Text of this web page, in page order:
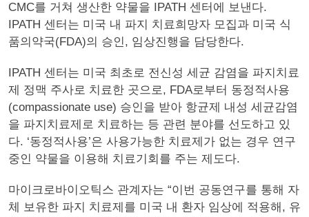
CMC를 거쳐 생산한 약물을 IPATH 센터에 보낸다.
IPATH 센터는 미국 내 파지 치료희망자 모집과 미국 식
품의약국(FDA)의 승인, 임상진행을 담당한다.
IPATH 센터는 미국 최초로 전신성 세균 감염을 파지치료
제 정맥 주사로 치료한 곳으로, FDA로부터 동정적사용
(compassionate use) 승인을 받아 항균제 내성 세균감염
을 파지치료제로 치료하는 등 관련 분야를 선도하고 있
다. ‘동정적사용’은 사용가능한 치료제가 없는 경우 연구
중인 약물을 이용해 치료기회를 주는 제도다.
마이크로바이오틱스 관계자는 “이번 공동연구를 통해 자
체 보유한 파지 치료제를 미국 내 환자 임상에 적용해, 유